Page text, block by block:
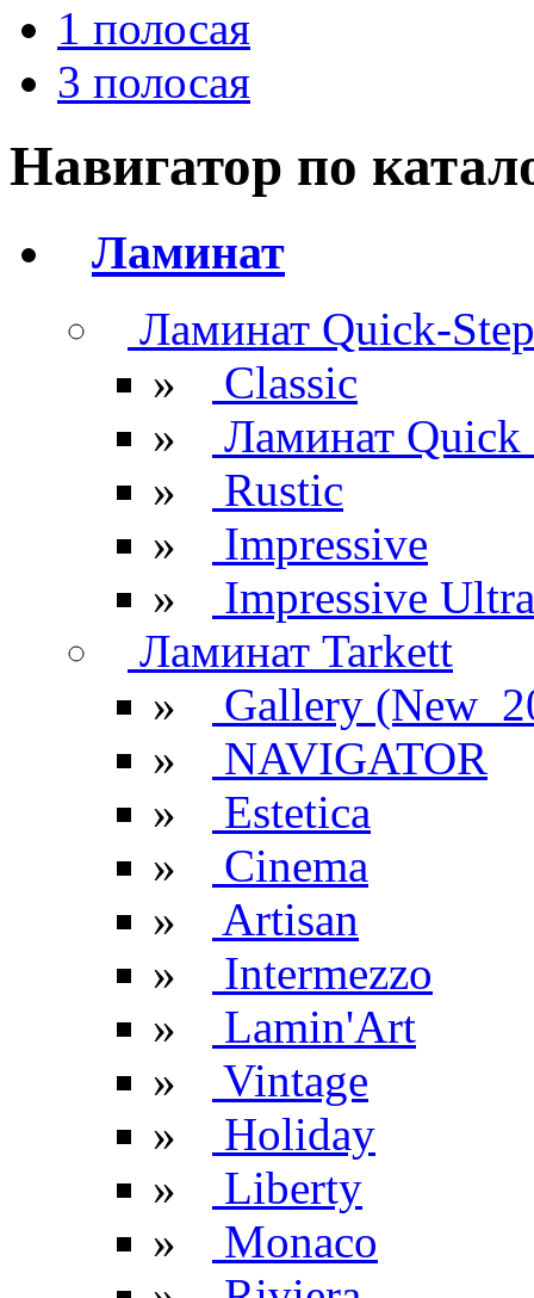
1 полосая
3 полосая
Навигатор по
Ламинат
Ламинат Quick-Step
»
Classic
»
Ламинат Quick
»
Rustic
»
Impressive
»
Impressive Ultra
Ламинат Tarkett
»
Gallery
»
NAVIGATOR
»
Estetica
»
Cinema
»
Artisan
»
Intermezzo
»
Lamin'Art
»
Vintage
»
Holiday
»
Liberty
»
Monaco